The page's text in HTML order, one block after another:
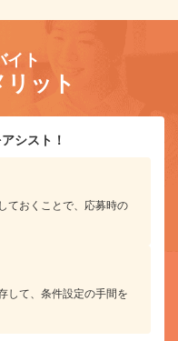
イト
ット
シスト！
ておくことで、応募時の
して、条件設定の手間を